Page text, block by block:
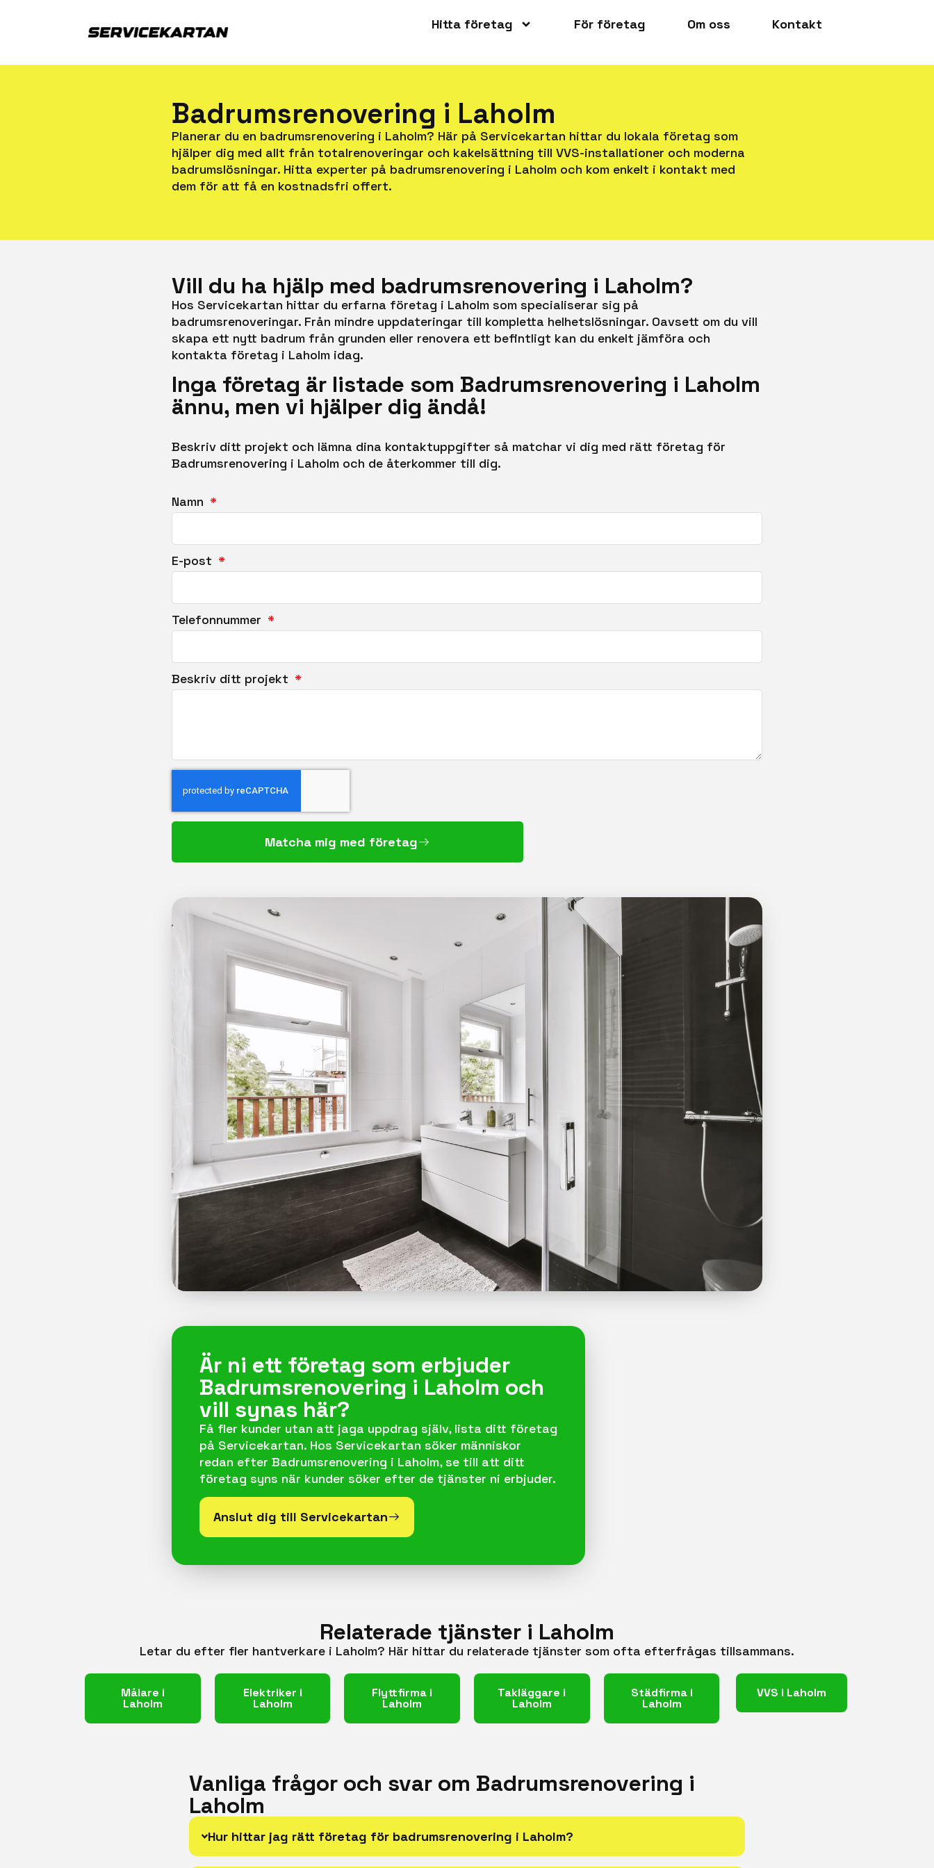
Hitta företag För företag Om oss Kontakt
Badrumsrenovering i Laholm
Planerar du en badrumsrenovering i Laholm? Här på Servicekartan hittar du lokala företag som
hjälper dig med allt från totalrenoveringar och kakelsättning till VVS-installationer och moderna
badrumslösningar. Hitta experter på badrumsrenovering i Laholm och kom enkelt i kontakt med
dem för att få en kostnadsfri offert.
Vill du ha hjälp med badrumsrenovering i Laholm?
Hos Servicekartan hittar du erfarna företag i Laholm som specialiserar sig på
badrumsrenoveringar. Från mindre uppdateringar till kompletta helhetslösningar. Oavsett om du vill
skapa ett nytt badrum från grunden eller renovera ett befintligt kan du enkelt jämföra och
kontakta företag i Laholm idag.
Inga företag är listade som Badrumsrenovering i Laholm
ännu, men vi hjälper dig ändå!
Beskriv ditt projekt och lämna dina kontaktuppgifter så matchar vi dig med rätt företag för
Badrumsrenovering i Laholm och de återkommer till dig.
Namn
E-post
Telefonnummer
Beskriv ditt projekt
Matcha mig med företag
Är ni ett företag som erbjuder
Badrumsrenovering i Laholm och
vill synas här?
Få fler kunder utan att jaga uppdrag själv, lista ditt företag
på Servicekartan. Hos Servicekartan söker människor
redan efter Badrumsrenovering i Laholm, se till att ditt
företag syns när kunder söker efter de tjänster ni erbjuder.
Anslut dig till Servicekartan
Relaterade tjänster i Laholm
Letar du efter fler hantverkare i Laholm? Här hittar du relaterade tjänster som ofta efterfrågas tillsammans.
Målare i
Laholm
Elektriker i
Laholm
Flyttfirma i
Laholm
Takläggare i
Laholm
Städfirma i
Laholm
VVS i Laholm
Vanliga frågor och svar om Badrumsrenovering i
Laholm
Hur hittar jag rätt företag för badrumsrenovering i Laholm?